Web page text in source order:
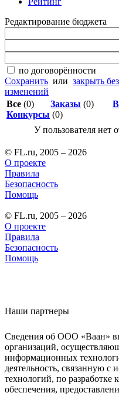
Редактирование бюджета
по договорённости
Сохранить или закрыть без
изменений
Все (0) Заказы (0)
Конкурсы (0)
У пользователя нет
© FL.ru, 2005 – 2026
О проекте
Правила
Безопасность
Помощь
© FL.ru, 2005 – 2026
О проекте
Правила
Безопасность
Помощь
Наши партнеры
Сведения об ООО «Ваан»
организаций,
информационных
деятельность, связанную
технологий, по
обеспечения,